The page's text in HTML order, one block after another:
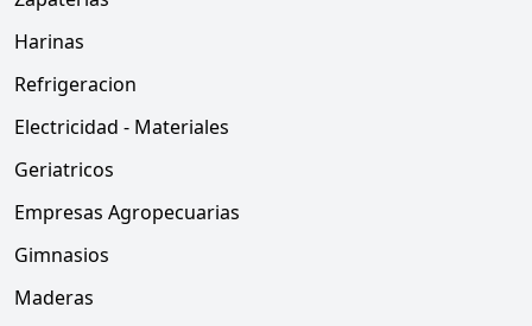
Harinas
Refrigeracion
Electricidad - Materiales
Geriatricos
Empresas Agropecuarias
Gimnasios
Maderas